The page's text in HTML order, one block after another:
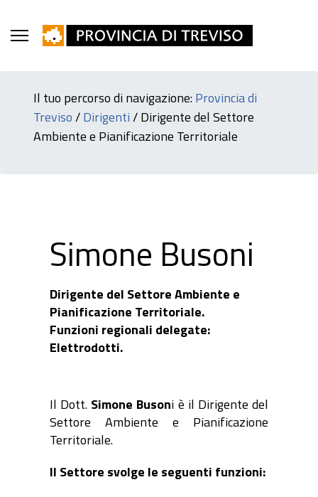
Il tuo percorso di navigazione:Provincia di
Treviso/Dirigenti/Dirigente del Settore
Ambiente e Pianificazione Territoriale
Simone Busoni
Dirigente del Settore Ambiente e
Pianificazione Territoriale.
Funzioni regionali delegate:
Elettrodotti.
Il Dott. Simone Busoni è il Dirigente del
Settore Ambiente e Pianificazione
Territoriale.
Il Settore svolge le seguenti funzioni: